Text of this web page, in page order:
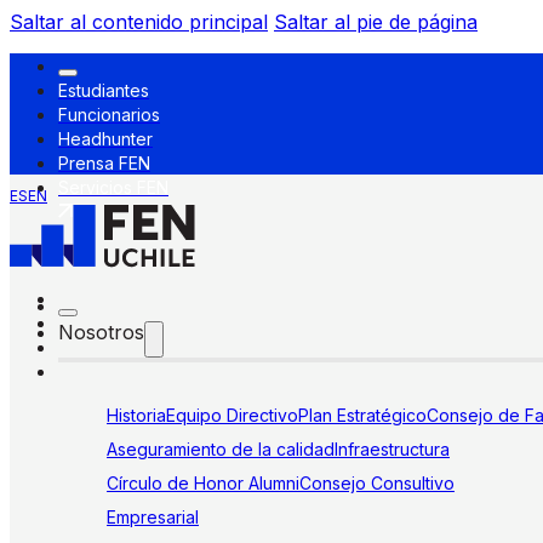
Saltar al contenido principal Saltar al pie de página
Estudiantes
Funcionarios
Headhunter
Prensa FEN
ESEN
Nosotros
HistoriaEquipo DirectivoPlan EstratégicoConsejo de
Aseguramiento de la calidadInfraestructura
Círculo de Honor AlumniConsejo Consultivo
Empresarial